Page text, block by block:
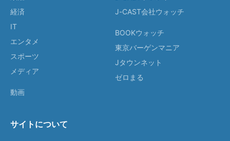
経済
IT
エンタメ
スポーツ
メディア
動画
J-CAST会社ウォッチ
BOOKウォッチ
東京バーゲンマニア
Jタウンネット
ゼロまる
サイトについて